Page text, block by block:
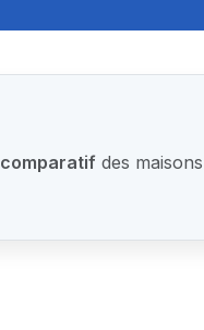
comparatifdes